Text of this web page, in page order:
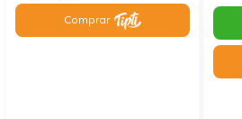
Comprar